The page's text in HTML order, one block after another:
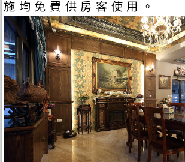
施均免費供房客使用。